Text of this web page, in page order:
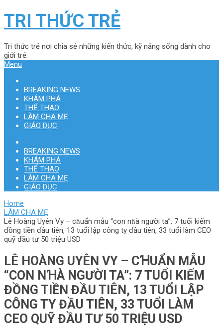
TRI THỨC TRẺ
Tri thức trẻ nơi chia sẻ những kiến thức, kỹ năng sống dành cho
giới trẻ.
Menu
BREAKING NEWS
KHÁM PHÁ
THỂ THAO
LÀM CHA MẸ
GIÁO DỤC
BREAKING NEWS
KHÁM PHÁ
THỂ THAO
LÀM CHA MẸ
GIÁO DỤC
Home
LÀM CHA MẸ
Lê Hoàng Uyên Vy – cɦuẩn mẫu “con nɦà người ta”: 7 tuổi kiếm
đồng tiền đầu tiên, 13 tuổi lập công ty đầu tiên, 33 tuổi làm CEO
quỹ đầu tư 50 triệu USD
LÊ HOÀNG UYÊN VY – CꞪUẨN MẪU
“CON NꞪÀ NGƯỜI TA”: 7 TUỔI KIẾM
ĐỒNG TIỀN ĐẦU TIÊN, 13 TUỔI LẬP
CÔNG TY ĐẦU TIÊN, 33 TUỔI LÀM
CEO QUỸ ĐẦU TƯ 50 TRIỆU USD